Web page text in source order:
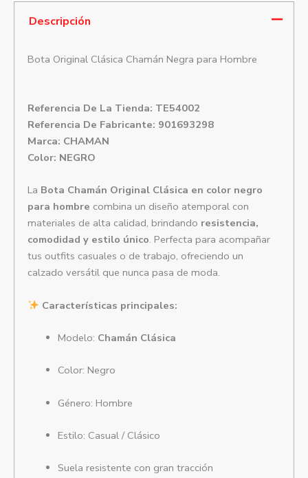
Descripción
Bota Original Clásica Chamán Negra para Hombre
Referencia De La Tienda: TE54002
Referencia De Fabricante: 901693298
Marca: CHAMAN
Color: NEGRO
La Bota Chamán Original Clásica en color negro
para hombre combina un diseño atemporal con
materiales de alta calidad, brindando resistencia,
comodidad y estilo único. Perfecta para acompañar
tus outfits casuales o de trabajo, ofreciendo un
calzado versátil que nunca pasa de moda.
Características principales:
Modelo: Chamán Clásica
Color: Negro
Género: Hombre
Estilo: Casual / Clásico
Suela resistente con gran tracción